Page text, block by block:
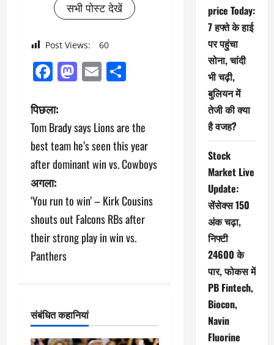
सभी पोस्ट देखें
Post Views: 60
Facebook
Mastodon
Email
पो
स्ट
ने
वि
गे
श
न
पिछला:
Tom Brady says Lions are the
best team he’s seen this year
after dominant win vs. Cowboys
अगला:
‘You run to win’ – Kirk Cousins
shouts out Falcons RBs after
their strong play in win vs.
Panthers
संबंधित कहानियां
price Today:
7 हफ्ते के हाई
पर पहुंचा
सोना, चांदी
भी चढ़ी,
बुलियन में
तेजी की क्या
है वजह?
Stock
Market Live
Update:
सेंसेक्स 150
अंक चढ़ा,
निफ्टी
24600 के
पार, फोकस में
PB Fintech,
Biocon,
Navin
Fluorine